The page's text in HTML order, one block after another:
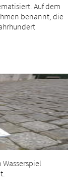
Auf dem
benannt, die